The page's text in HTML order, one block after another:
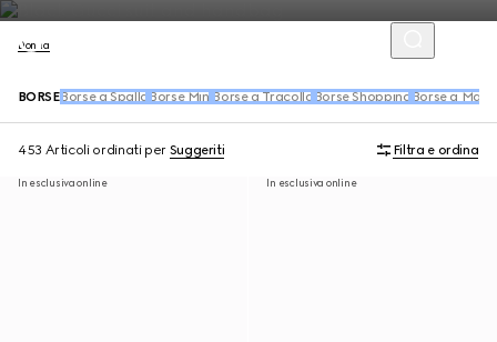
Donna
BORSE Borse a Spalla Borse Mini Borse a Tracolla Borse Shopping Borse a Mano
453 Articoli ordinati per Suggeriti Filtra e ordina
In esclusiva online In esclusiva online